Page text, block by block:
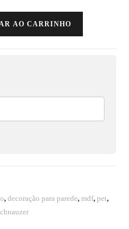
AO CARRINHO
,decoração para parede,mdf,pet,